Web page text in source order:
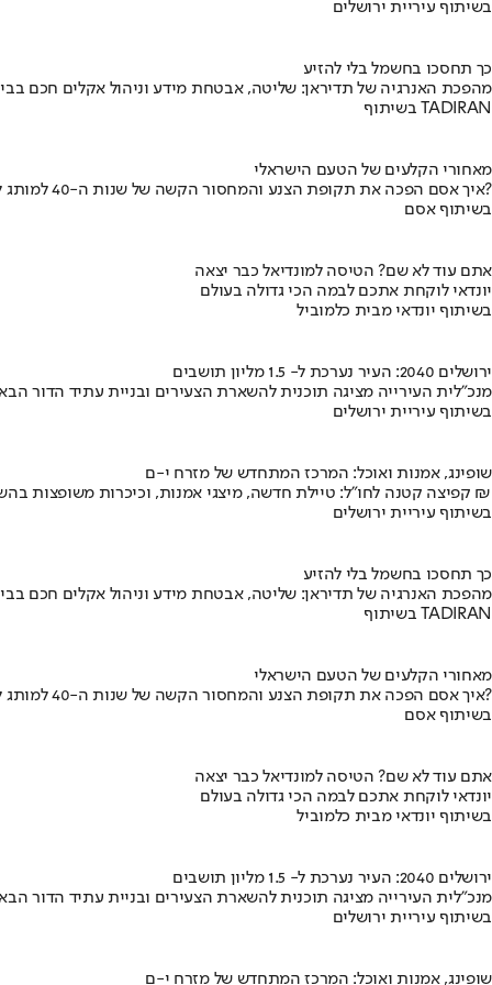
בשיתוף עיריית ירושלים
כך תחסכו בחשמל בלי להזיע
מהפכת האנרגיה של תדיראן: שליטה, אבטחת מידע וניהול אקלים חכם
בשיתוף TADIRAN
מאחורי הקלעים של הטעם הישראלי
איך אסם הפכה את תקופת הצנע והמחסור הקשה של שנות ה-40 למותג לאומי?
בשיתוף אסם
אתם עוד לא שם? הטיסה למונדיאל כבר יצאה
יונדאי לוקחת אתכם לבמה הכי גדולה בעולם
בשיתוף יונדאי מבית כלמוביל
ירושלים 2040: העיר נערכת ל- 1.5 מליון תושבים
מנכ"לית העירייה מציגה תוכנית להשארת הצעירים ובניית עתיד הדור
בשיתוף עיריית ירושלים
שופינג, אמנות ואוכל: המרכז המתחדש של מזרח י-ם
קפיצה קטנה לחו"ל: טיילת חדשה, מיצגי אמנות, וכיכרות משופצות בהשקעה של 100 מיליון ₪
בשיתוף עיריית ירושלים
כך תחסכו בחשמל בלי להזיע
מהפכת האנרגיה של תדיראן: שליטה, אבטחת מידע וניהול אקלים חכם
בשיתוף TADIRAN
מאחורי הקלעים של הטעם הישראלי
איך אסם הפכה את תקופת הצנע והמחסור הקשה של שנות ה-40 למותג לאומי?
בשיתוף אסם
אתם עוד לא שם? הטיסה למונדיאל כבר יצאה
יונדאי לוקחת אתכם לבמה הכי גדולה בעולם
בשיתוף יונדאי מבית כלמוביל
ירושלים 2040: העיר נערכת ל- 1.5 מליון תושבים
מנכ"לית העירייה מציגה תוכנית להשארת הצעירים ובניית עתיד הדור
בשיתוף עיריית ירושלים
שופינג, אמנות ואוכל: המרכז המתחדש של מזרח י-ם